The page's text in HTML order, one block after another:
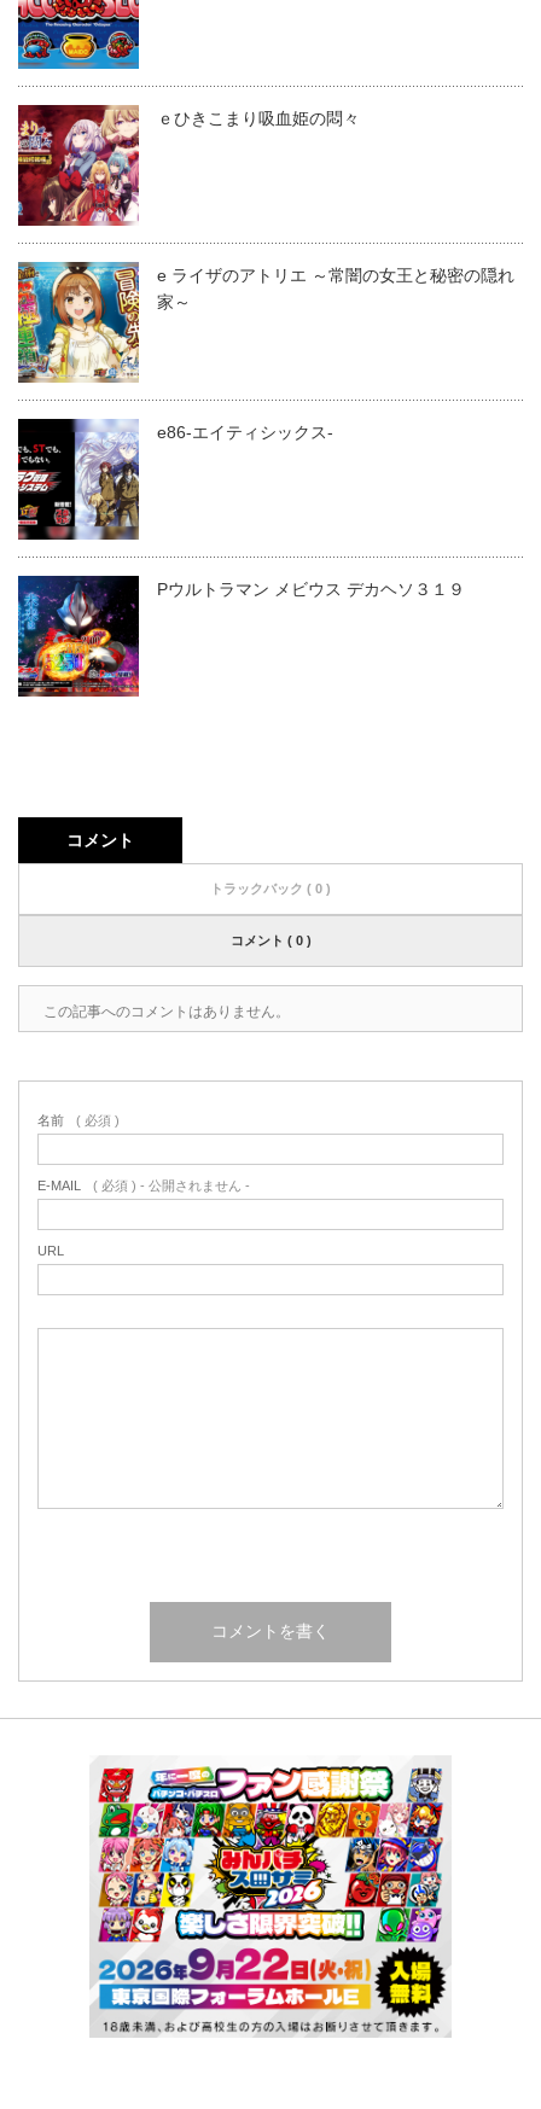
ｅひきこまり吸血姫の悶々
e ライザのアトリエ ～常闇の女王と秘密の隠れ
家～
e86-エイティシックス-
Pウルトラマン メビウス デカヘソ３１９
コメント
トラックバック ( 0 )
コメント ( 0 )
この記事へのコメントはありません。
名前 ( 必須 )
E-MAIL ( 必須 ) - 公開されません -
URL